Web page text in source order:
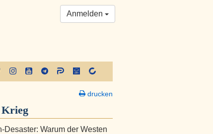
Anmelden
drucken
Krieg
Desaster: Warum der Westen